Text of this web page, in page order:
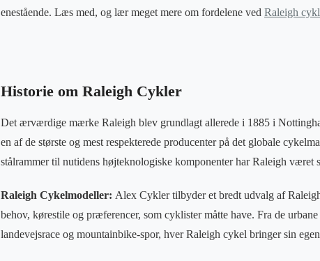
enestående. Læs med, og lær meget mere om fordelene ved Raleigh
Historie om Raleigh Cykler
Det ærværdige mærke Raleigh blev grundlagt allerede i 1885 i
en af de største og mest respekterede producenter på det globale
stålrammer til nutidens højteknologiske komponenter har Raleigh
Raleigh Cykelmodeller: Alex Cykler tilbyder et bredt udvalg af
behov, kørestile og præferencer, som cyklister måtte have. Fra de
landevejsrace og mountainbike-spor, hver Raleigh cykel bringer sin